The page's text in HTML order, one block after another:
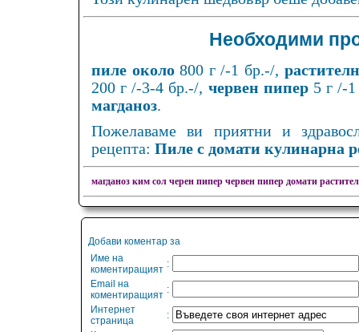
Необходими
пиле около800 г /-1 бр.-/,
200 г /-3-4 бр.-/, червен пипер5 г /-1
магданоз.
Пожелаваме ви приятни и
рецепта: Пиле с домати кулинарна
магданоз ким сол черен пипер червен пипер домати
Добави коментар за
Име на
коментиращият :
Email на
коментиращият :
Интернет
страница
: